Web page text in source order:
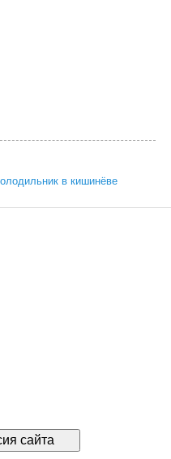
в кишинёве